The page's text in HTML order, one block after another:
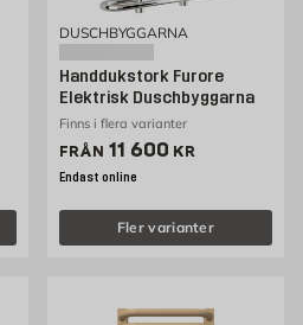
DUSCHBYGGARNA
Handdukstork Furore
Elektrisk Duschbyggarna
Finns i flera varianter
FRÅN Pris 11600 kr
11 600 KR
Endast online
Fler varianter